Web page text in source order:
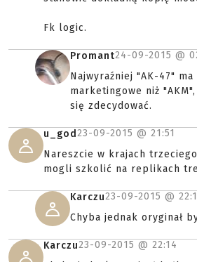
Fk logic.
Promant24-09-2015 @
Najwyraźniej "AK-47"
marketingowe niż
się zdecydować.
u_god23-09-2015 @ 21:51
Nareszcie w krajach
mogli szkolić na replikach
Karczu23-09-2015 @
Chyba jednak oryginał
Karczu23-09-2015 @ 22:14